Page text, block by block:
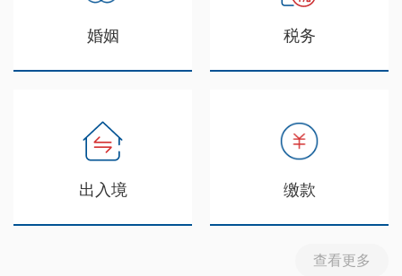
婚姻 税务
出入境 缴款
查看更多